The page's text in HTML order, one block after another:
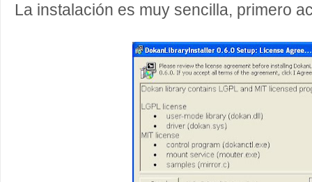
La instalación es muy sencilla, primero